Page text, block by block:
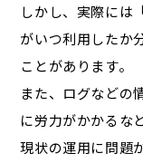
しかし、実際には
がいつ利用したか
ことがあります。
また、ログなどの
に労力がかかるな
現状の運用に問題